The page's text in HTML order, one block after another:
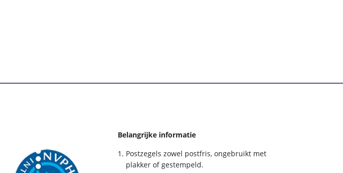
Belangrijke informatie
Postzegels zowel postfris, ongebruikt met
plakker of gestempeld.